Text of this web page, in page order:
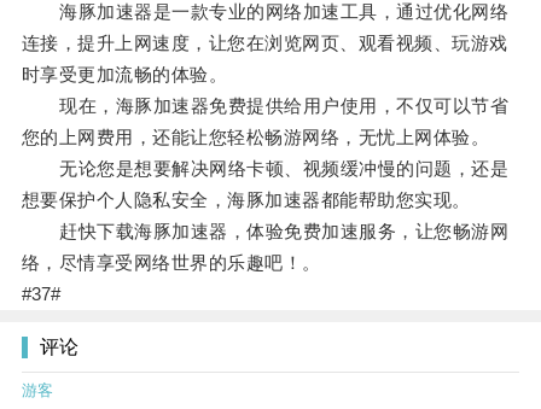
海豚加速器是一款专业的网络加速工具，通过优化网络
连接，提升上网速度，让您在浏览网页、观看视频、玩游戏
时享受更加流畅的体验。
现在，海豚加速器免费提供给用户使用，不仅可以节省
您的上网费用，还能让您轻松畅游网络，无忧上网体验。
无论您是想要解决网络卡顿、视频缓冲慢的问题，还是
想要保护个人隐私安全，海豚加速器都能帮助您实现。
赶快下载海豚加速器，体验免费加速服务，让您畅游网
络，尽情享受网络世界的乐趣吧！。
#37#
评论
游客